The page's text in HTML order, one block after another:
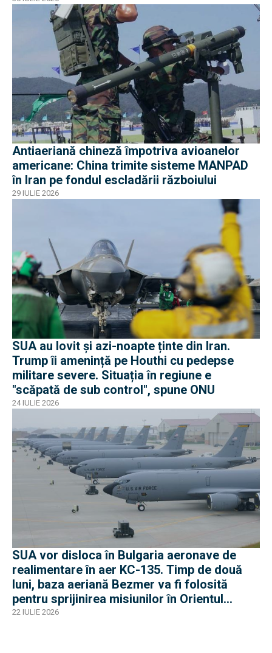
Antiaeriană chineză împotriva avioanelor
americane: China trimite sisteme MANPAD
în Iran pe fondul escladării războiului
29 IULIE 2026
SUA au lovit și azi-noapte ținte din Iran.
Trump îi amenință pe Houthi cu pedepse
militare severe. Situația în regiune e
"scăpată de sub control", spune ONU
24 IULIE 2026
SUA vor disloca în Bulgaria aeronave de
realimentare în aer KC-135. Timp de două
luni, baza aeriană Bezmer va fi folosită
pentru sprijinirea misiunilor în Orientul
Mijlociu
22 IULIE 2026